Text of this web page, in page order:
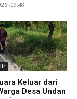
-09:48
Keluar dari
Desa Undan